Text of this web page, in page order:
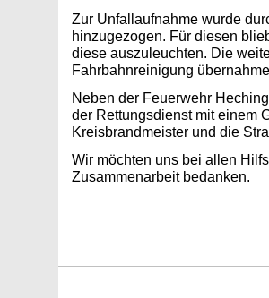
Zur Unfallaufnahme wurde
hinzugezogen. Für diesen
diese auszuleuchten. Die
Fahrbahnreinigung
Neben der Feuerwehr
der Rettungsdienst mit einem
Kreisbrandmeister und die
Wir möchten uns bei allen
Zusammenarbeit bedanken.